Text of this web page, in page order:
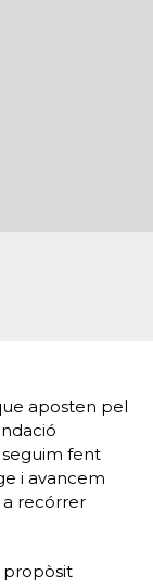
aposten pel
fent
i avancem
recórrer
propòsit